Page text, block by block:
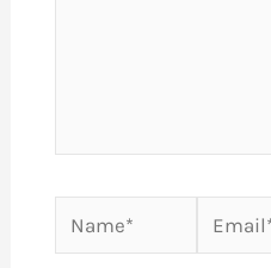
Name* Email*